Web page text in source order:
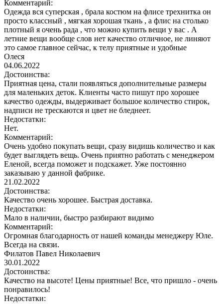
Комментарий:
Одежда вся суперская , брала костюм на флисе трехнитка он
просто классный , мягкая хорошая ткань , а флис на столько
плотный я очень рада , что можно купить вещи у вас . А
летние вещи вообще слов нет качество отличное, не линяют
это самое главное сейчас, к телу приятные и удобные
Олеся
04.06.2022
Достоинства:
Приятная цена, стали появляться дополнительные размеры
для маленьких деток. Клиенты часто пишут про хорошее
качество одежды, выдерживает большое количество стирок,
надписи не трескаются и цвет не бледнеет.
Недостатки:
Нет.
Комментарий:
Очень удобно покупать вещи, сразу видишь количество и как
будет выглядеть вещь. Очень приятно работать с менеджером
Еленой, всегда поможет и подскажет. Уже постоянно
заказываю у данной фабрике.
21.02.2022
Достоинства:
Качество очень хорошее. Быстрая доставка.
Недостатки:
Мало в наличии, быстро разбирают видимо
Комментарий:
Огромная благодарность от нашей команды менеджеру Юле.
Всегда на связи.
Филатов Павел Николаевич
30.01.2022
Достоинства:
Качество на высоте! Цены приятные! Все, что пришло - очень
понравилось!
Недостатки: